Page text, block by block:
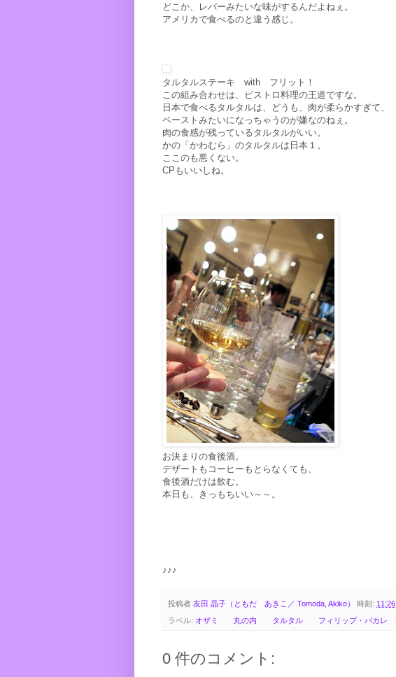
どこか、レバーみたいな味がするんだよねぇ。
アメリカで食べるのと違う感じ。
タルタルステーキ with フリット！
この組み合わせは、ビストロ料理の王道ですな。
日本で食べるタルタルは、どうも、肉が柔らかすぎて、
ペーストみたいになっちゃうのが嫌なのねぇ。
肉の食感が残っているタルタルがいい。
かの「かわむら」のタルタルは日本１。
ここのも悪くない。
CPもいいしね。
お決まりの食後酒。
デザートもコーヒーもとらなくても、
食後酒だけは飲む。
本日も、きっもちいい～～。
♪♪♪
投稿者 友田 晶子（ともだ あきこ／ Tomoda, Akiko） 時刻: 11:26
ラベル: オザミ 丸の内 タルタル フィリップ・パカレ
0 件のコメント: